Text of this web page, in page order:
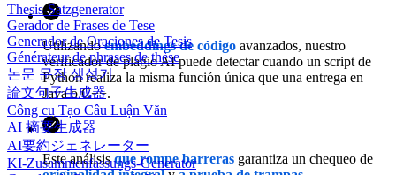
Thesis-Satzgenerator
Gerador de Frases de Tese
Generador de Oraciones de Tesis
Générateur de phrases de thèse
논문 문장 생성기
論文句子生成器
Công cụ Tạo Câu Luận Văn
AI 摘要生成器
AI要約ジェネレーター
KI-Zusammenfassungs-Generator
Utilizandoembeddings de código avanzados, nuestro
verificador de plagio AI puede detectar cuando un script de
Python realiza la misma función única que una entrega en
Java o C++.
Este análisisque rompe barreras garantiza un chequeo de